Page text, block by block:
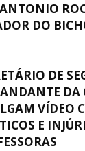
DO
DE
DA
VÍDEO
E